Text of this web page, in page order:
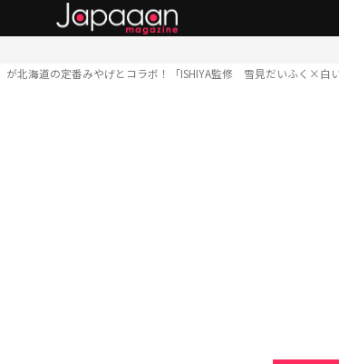
が北海道の定番みやげとコラボ！「ISHIYA監修 雪見だいふく×白